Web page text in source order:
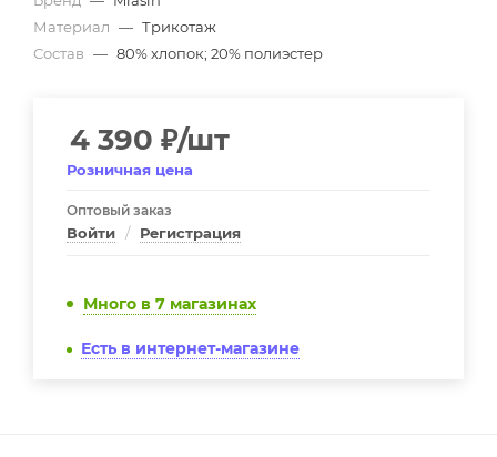
Материал — Трикотаж
Состав — 80% хлопок; 20% полиэстер
4 390 ₽/шт
Розничная цена
Оптовый заказ
Войти / Регистрация
Много в 7 магазинах
Есть в интернет-магазине